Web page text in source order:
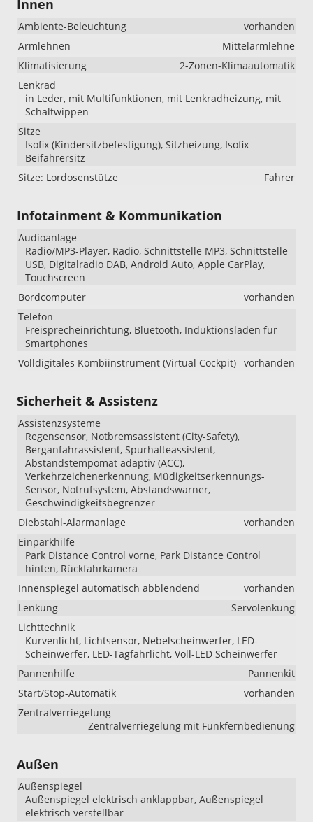
Innen
Ambiente-Beleuchtung
vorhanden
Armlehnen
Mittelarmlehne
Klimatisierung
2-Zonen-Klimaautomatik
Lenkrad
in Leder, mit Multifunktionen, mit Lenkradheizung, mit
Schaltwippen
Sitze
Isofix (Kindersitzbefestigung), Sitzheizung, Isofix
Beifahrersitz
Sitze: Lordosenstütze
Fahrer
Infotainment & Kommunikation
Audioanlage
Radio/MP3-Player, Radio, Schnittstelle MP3, Schnittstelle
USB, Digitalradio DAB, Android Auto, Apple CarPlay,
Touchscreen
Bordcomputer
vorhanden
Telefon
Freisprecheinrichtung, Bluetooth, Induktionsladen für
Smartphones
Volldigitales Kombiinstrument (Virtual Cockpit) vorhanden
Sicherheit & Assistenz
Assistenzsysteme
Regensensor, Notbremsassistent (City-Safety),
Berganfahrassistent, Spurhalteassistent,
Abstandstempomat adaptiv (ACC),
Verkehrzeichenerkennung, Müdigkeitserkennungs-
Sensor, Notrufsystem, Abstandswarner,
Geschwindigkeitsbegrenzer
Diebstahl-Alarmanlage
vorhanden
Einparkhilfe
Park Distance Control vorne, Park Distance Control
hinten, Rückfahrkamera
Innenspiegel automatisch abblendend
vorhanden
Lenkung
Servolenkung
Lichttechnik
Kurvenlicht, Lichtsensor, Nebelscheinwerfer, LED-
Scheinwerfer, LED-Tagfahrlicht, Voll-LED Scheinwerfer
Pannenhilfe
Pannenkit
Start/Stop-Automatik
vorhanden
Zentralverriegelung
Zentralverriegelung mit Funkfernbedienung
Außen
Außenspiegel
Außenspiegel elektrisch anklappbar, Außenspiegel
elektrisch verstellbar